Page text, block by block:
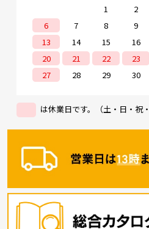
1
2
6
7 8 9
13
14 15 16
20
21 22 23
27
28 29 30
は休業日です。（土・日・祝